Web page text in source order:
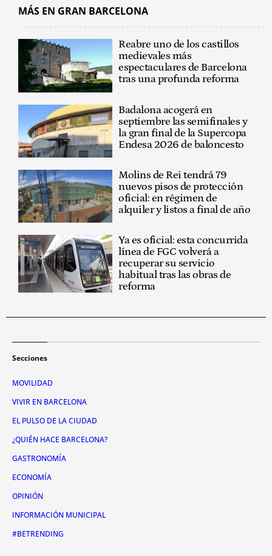
MÁS EN GRAN BARCELONA
Reabre uno de los castillos
medievales más
espectaculares de Barcelona
tras una profunda reforma
Badalona acogerá en
septiembre las semifinales y
la gran final de la Supercopa
Endesa 2026 de baloncesto
Molins de Rei tendrá 79
nuevos pisos de protección
oficial: en régimen de
alquiler y listos a final de año
Ya es oficial: esta concurrida
línea de FGC volverá a
recuperar su servicio
habitual tras las obras de
reforma
Secciones
MOVILIDAD
VIVIR EN BARCELONA
EL PULSO DE LA CIUDAD
¿QUIÉN HACE BARCELONA?
GASTRONOMÍA
ECONOMÍA
OPINIÓN
INFORMACIÓN MUNICIPAL
#BETRENDING